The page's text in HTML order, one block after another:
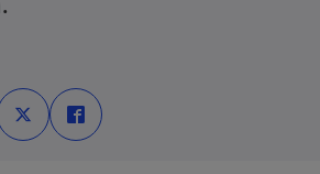
p
i
a
p
i
a